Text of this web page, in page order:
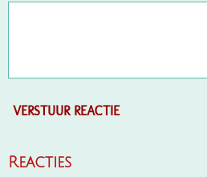
VERSTUUR REACTIE
Reacties